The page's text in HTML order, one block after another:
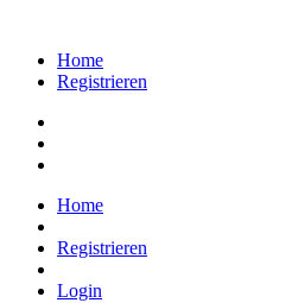
Home
Registrieren
Home
Registrieren
Login